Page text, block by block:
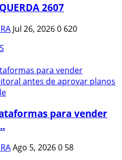
2607
Jul 26, 20260 620
para vender
Ago 5, 20260 58